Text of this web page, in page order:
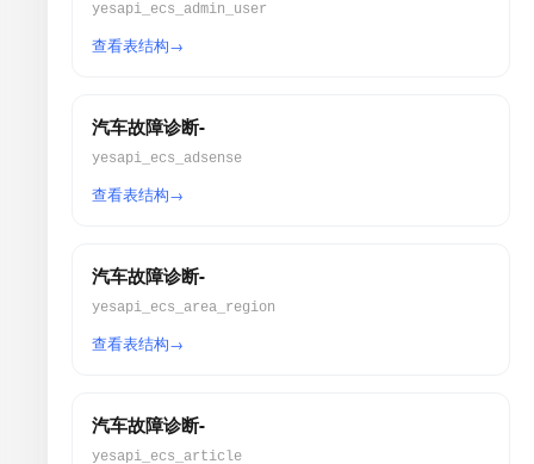
yesapi_ecs_admin_user
查看表结构
汽车故障诊断-
yesapi_ecs_adsense
查看表结构
汽车故障诊断-
yesapi_ecs_area_region
查看表结构
汽车故障诊断-
yesapi_ecs_article